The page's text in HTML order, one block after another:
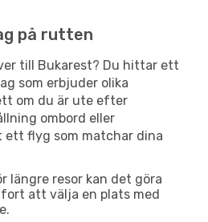
på rutten
till Bukarest? Du hittar ett
som erbjuder olika
om du är ute efter
ombord eller
ett flyg som matchar dina
längre resor kan det göra
att välja en plats med